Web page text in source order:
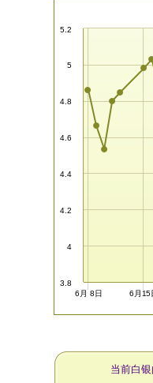
3.8
4
4.2
4.4
4.6
4.8
5
5.2
6月 8日 6月15
当前白